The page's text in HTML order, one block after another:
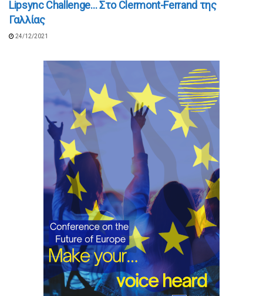
Lipsync Challenge… Στο Clermont-Ferrand της
Γαλλίας
24/12/2021